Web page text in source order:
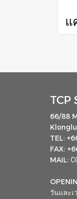
TCP
66/88
TEL:
FAX:
MAIL:
วันและเ